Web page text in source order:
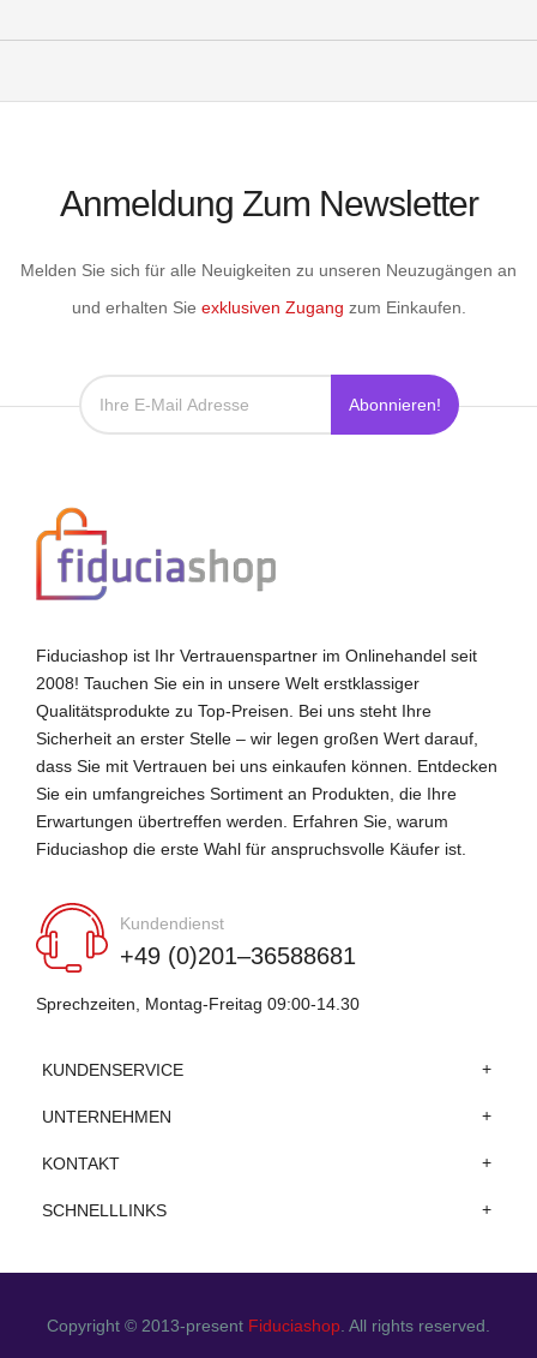
Anmeldung Zum Newsletter
Melden Sie sich für alle Neuigkeiten zu unseren Neuzugängen an
und erhalten Sie exklusiven Zugang zum Einkaufen.
Abonnieren!
Fiduciashop ist Ihr Vertrauenspartner im Onlinehandel seit
2008! Tauchen Sie ein in unsere Welt erstklassiger
Qualitätsprodukte zu Top-Preisen. Bei uns steht Ihre
Sicherheit an erster Stelle – wir legen großen Wert darauf,
dass Sie mit Vertrauen bei uns einkaufen können. Entdecken
Sie ein umfangreiches Sortiment an Produkten, die Ihre
Erwartungen übertreffen werden. Erfahren Sie, warum
Fiduciashop die erste Wahl für anspruchsvolle Käufer ist.
Kundendienst
+49 (0)201–36588681
Sprechzeiten, Montag-Freitag 09:00-14.30
KUNDENSERVICE
UNTERNEHMEN
KONTAKT
SCHNELLLINKS
Copyright © 2013-present Fiduciashop . All rights reserved.